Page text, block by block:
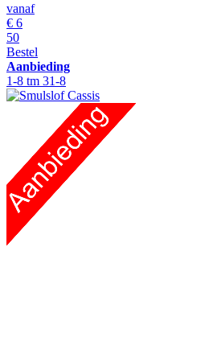
vanaf
€ 6
50
Bestel
Aanbieding
1-8 tm 31-8